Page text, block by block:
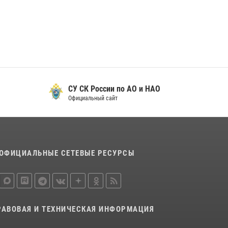
СУ СК России по АО и НАО
Официальный сайт
СЕТЕВЫЕ РЕСУРСЫ
И ТЕХНИЧЕСКАЯ ИНФОРМАЦИЯ